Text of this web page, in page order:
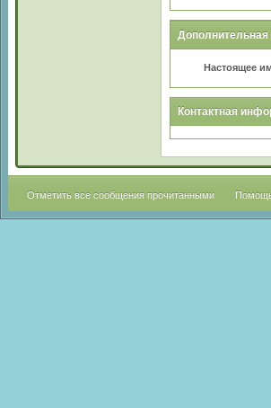
Настоящее
Контактная
Отметить все сообщения прочитанными